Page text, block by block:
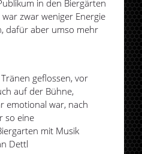
in den Biergärten
zwar weniger Energie
dafür aber umso mehr
geflossen, vor
auf der Bühne,
emotional war, nach
so eine
mit Musik
Dettl